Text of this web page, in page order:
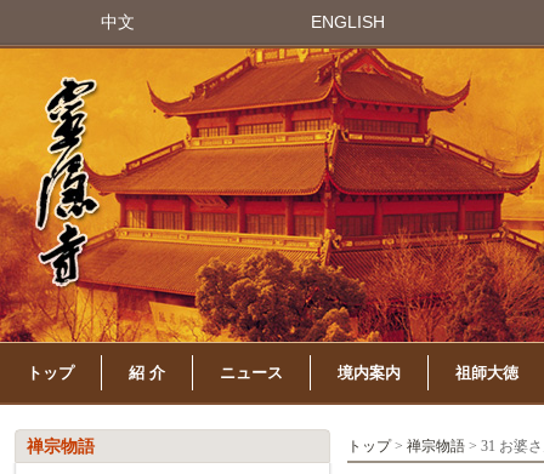
中文 ENGLISH
トップ 紹 介 ニュース 境内案内 祖師大徳
禅宗物語 トップ> 禅宗物語 > 31 お婆